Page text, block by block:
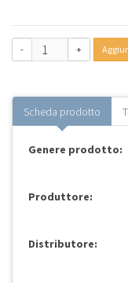
- +
Scheda prodotto
Genere prodotto:
Produttore:
Distributore: